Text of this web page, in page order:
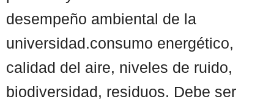
desempeño ambiental de la
universidad.consumo energético,
calidad del aire, niveles de ruido,
biodiversidad, residuos. Debe ser